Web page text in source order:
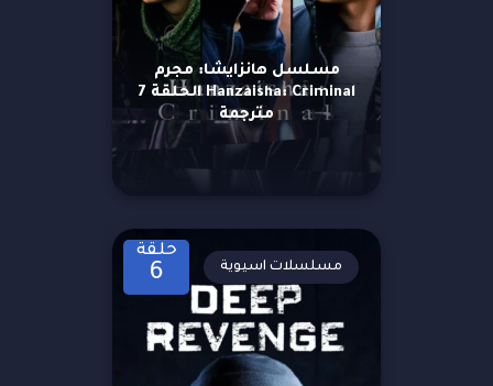
مسلسل هانزايشا: مجرم
Hanzaisha: Criminal الحلقة 7
مترجمة
حلقة
6 مسلسلات اسيوية